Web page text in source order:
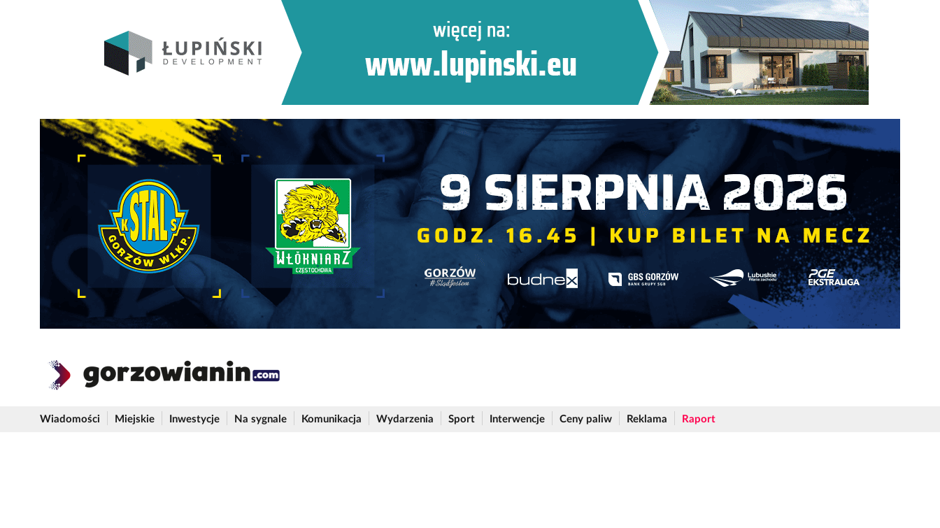
Wiadomości Miejskie Inwestycje Na sygnale Komunikacja Wydarzenia Sport Interwencje Ceny paliw Reklama Raport